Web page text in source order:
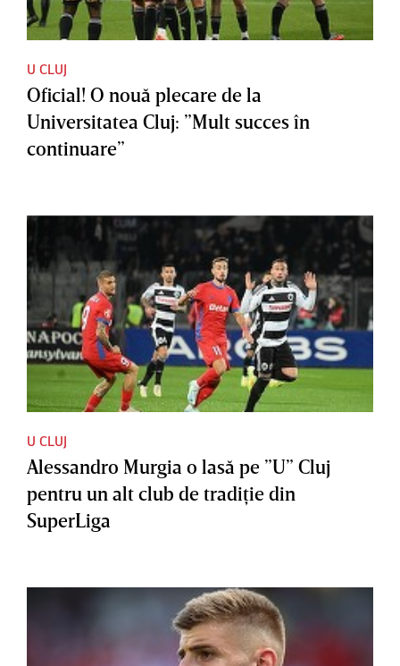
U CLUJ
Oficial! O nouă plecare de la
Universitatea Cluj: ”Mult succes în
continuare”
U CLUJ
Alessandro Murgia o lasă pe ”U” Cluj
pentru un alt club de tradiţie din
SuperLiga